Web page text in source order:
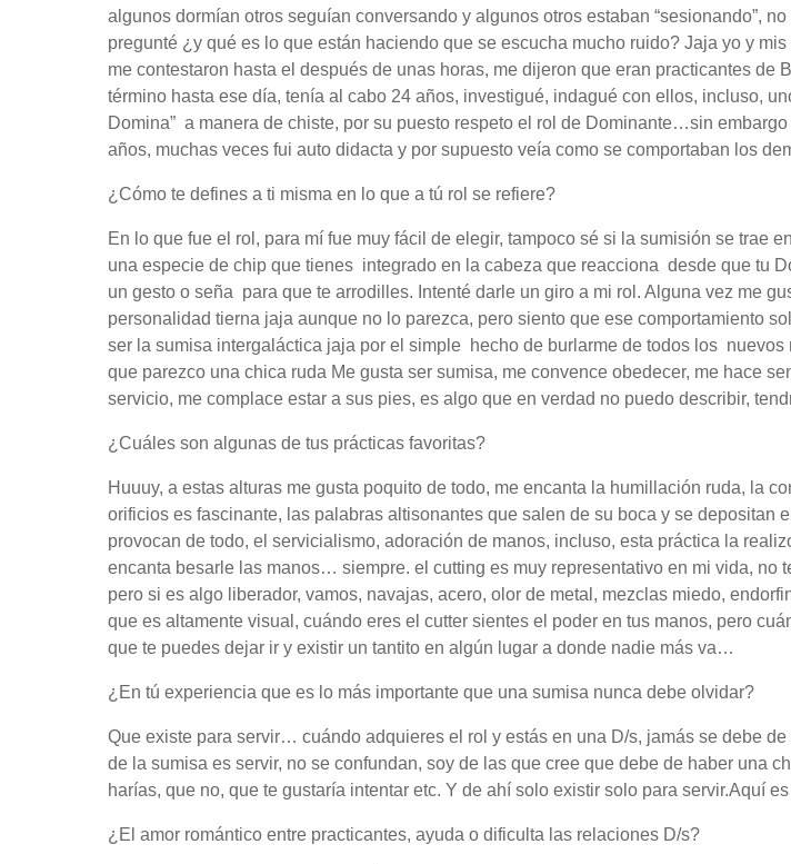
algunos dormían otros seguían conversando y algunos otros estaban “sesionando”,
pregunté ¿y qué es lo que están haciendo que se escucha mucho ruido? Jaja yo y
me contestaron hasta el después de unas horas, me dijeron que eran practicantes de
término hasta ese día, tenía al cabo 24 años, investigué, indagué con ellos, incluso,
Domina” a manera de chiste, por su puesto respeto el rol de Dominante…sin
años, muchas veces fui auto didacta y por supuesto veía como se comportaban los
¿Cómo te defines a ti misma en lo que a tú rol se refiere?
En lo que fue el rol, para mí fue muy fácil de elegir, tampoco sé si la sumisión se trae
una especie de chip que tienes integrado en la cabeza que reacciona desde que tu
un gesto o seña para que te arrodilles. Intenté darle un giro a mi rol. Alguna vez me
personalidad tierna jaja aunque no lo parezca, pero siento que ese comportamiento
ser la sumisa intergaláctica jaja por el simple hecho de burlarme de todos los
que parezco una chica ruda Me gusta ser sumisa, me convence obedecer, me hace
servicio, me complace estar a sus pies, es algo que en verdad no puedo describir,
¿Cuáles son algunas de tus prácticas favoritas?
Huuuy, a estas alturas me gusta poquito de todo, me encanta la humillación ruda, la
orificios es fascinante, las palabras altisonantes que salen de su boca y se depositan
provocan de todo, el servicialismo, adoración de manos, incluso, esta práctica la
encanta besarle las manos… siempre. el cutting es muy representativo en mi vida, no
pero si es algo liberador, vamos, navajas, acero, olor de metal, mezclas miedo,
que es altamente visual, cuándo eres el cutter sientes el poder en tus manos, pero
que te puedes dejar ir y existir un tantito en algún lugar a donde nadie más va…
¿En tú experiencia que es lo más importante que una sumisa nunca debe olvidar?
Que existe para servir… cuándo adquieres el rol y estás en una D/s, jamás se debe
de la sumisa es servir, no se confundan, soy de las que cree que debe de haber una
harías, que no, que te gustaría intentar etc. Y de ahí solo existir solo para servir.Aquí
¿El amor romántico entre practicantes, ayuda o dificulta las relaciones D/s?